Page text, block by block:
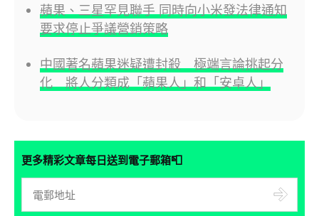
蘋果、三星罕見聯手 同時向小米發法律通知
要求停止爭議營銷策略
中國著名蘋果迷疑遭封殺 極端言論挑起分
化 將人分類成「蘋果人」和「安卓人」
更多精彩文章每日送到電子郵箱📮